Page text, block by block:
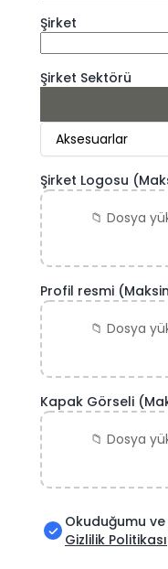
Şirket
Şirket Sektörü
Aksesuarlar
Şirket Logosu
Profil resmi
Kapak Görseli
Okuduğumu
Gizlilik Politikası